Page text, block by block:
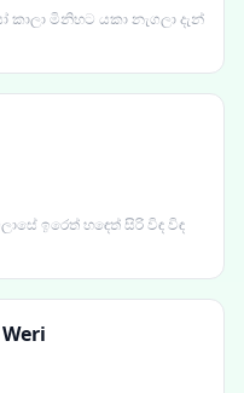
මිනිහට යකා නැගලා දැන්
ඉරෙත් හඳෙත් සිරි විඳ විඳ